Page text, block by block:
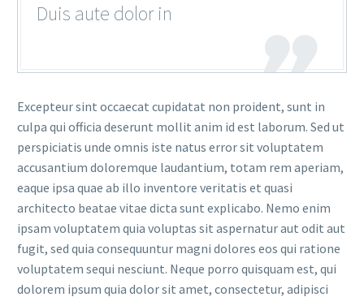
Duis aute dolor in
Excepteur sint occaecat cupidatat non proident, sunt in
culpa qui officia deserunt mollit anim id est laborum. Sed ut
perspiciatis unde omnis iste natus error sit voluptatem
accusantium doloremque laudantium, totam rem aperiam,
eaque ipsa quae ab illo inventore veritatis et quasi
architecto beatae vitae dicta sunt explicabo. Nemo enim
ipsam voluptatem quia voluptas sit aspernatur aut odit aut
fugit, sed quia consequuntur magni dolores eos qui ratione
voluptatem sequi nesciunt. Neque porro quisquam est, qui
dolorem ipsum quia dolor sit amet, consectetur, adipisci